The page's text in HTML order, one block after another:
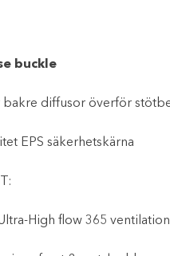
buckle
bakre diffusor överför
EPS säkerhetskärna
High flow 365